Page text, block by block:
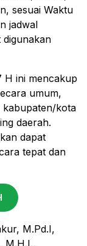
sesuai Waktu
jadwal
digunakan
H ini mencakup
umum,
kabupaten/kota
daerah.
dapat
tepat dan
M.Pd.I,